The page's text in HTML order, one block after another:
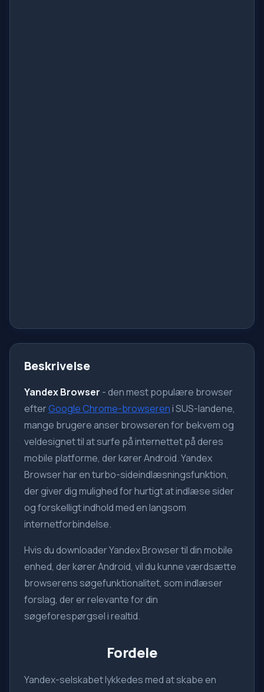
Beskrivelse
Yandex Browser - den mest populære browser
efterGoogle Chrome-browsereni SUS-landene,
mange brugere anser browseren for bekvem og
veldesignet til at surfe på internettet på deres
mobile platforme, der kører Android. Yandex
Browser har en turbo-sideindlæsningsfunktion,
der giver dig mulighed for hurtigt at indlæse sider
og forskelligt indhold med en langsom
internetforbindelse.
Hvis du downloader Yandex Browser til din mobile
enhed, der kører Android, vil du kunne værdsætte
browserens søgefunktionalitet, som indlæser
forslag, der er relevante for din
søgeforespørgsel i realtid.
Fordele
Yandex-selskabet lykkedes med at skabe en